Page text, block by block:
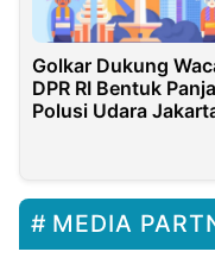
Golkar Dukung
DPR RI Bentuk Panja
Polusi Udara
MEDIA